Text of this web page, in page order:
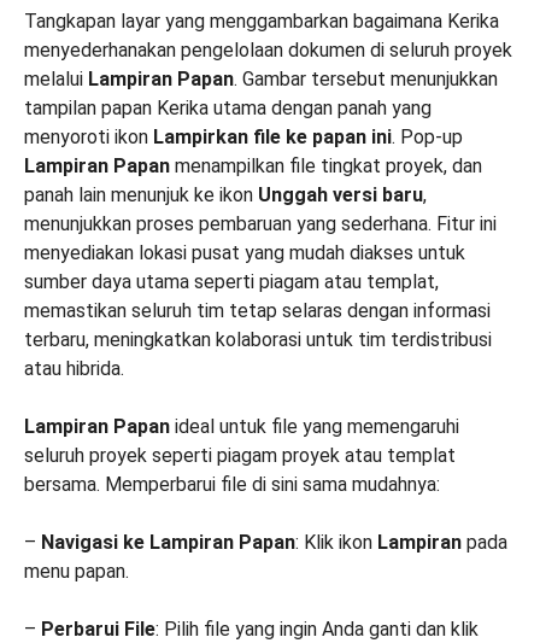
Tangkapan layar yang menggambarkan bagaimana Kerika
menyederhanakan pengelolaan dokumen di seluruh proyek
melalui Lampiran Papan. Gambar tersebut menunjukkan
tampilan papan Kerika utama dengan panah yang
menyoroti ikon Lampirkan file ke papan ini. Pop-up
Lampiran Papan menampilkan file tingkat proyek, dan
panah lain menunjuk ke ikon Unggah versi baru,
menunjukkan proses pembaruan yang sederhana. Fitur ini
menyediakan lokasi pusat yang mudah diakses untuk
sumber daya utama seperti piagam atau templat,
memastikan seluruh tim tetap selaras dengan informasi
terbaru, meningkatkan kolaborasi untuk tim terdistribusi
atau hibrida.
Lampiran Papan ideal untuk file yang memengaruhi
seluruh proyek seperti piagam proyek atau templat
bersama. Memperbarui file di sini sama mudahnya:
– Navigasi ke Lampiran Papan: Klik ikon Lampiran pada
menu papan.
– Perbarui File: Pilih file yang ingin Anda ganti dan klik